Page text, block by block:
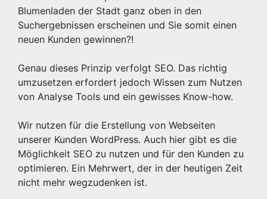
Blumenladen der Stadt ganz oben in den
Suchergebnissen erscheinen und Sie somit einen
neuen Kunden gewinnen?!
Genau dieses Prinzip verfolgt SEO. Das richtig
umzusetzen erfordert jedoch Wissen zum Nutzen
von Analyse Tools und ein gewisses Know-how.
Wir nutzen für die Erstellung von Webseiten
unserer Kunden WordPress. Auch hier gibt es die
Möglichkeit SEO zu nutzen und für den Kunden zu
optimieren. Ein Mehrwert, der in der heutigen Zeit
nicht mehr wegzudenken ist.